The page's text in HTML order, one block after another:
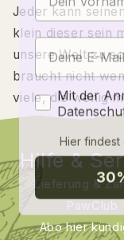
Jeder kann
klein dieser sein
unsere Welt zu
braucht nicht
viele, die wenig
Hilfe &
Lieferung &
PawClub
Abo hier
Zustimmung
Mit der